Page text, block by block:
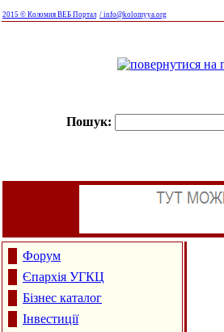
2015 © Коломия ВЕБ Портал / info@kolomyya.org
Пошук:
Форум
Єпархія УГКЦ
Бізнес каталог
Інвестиції